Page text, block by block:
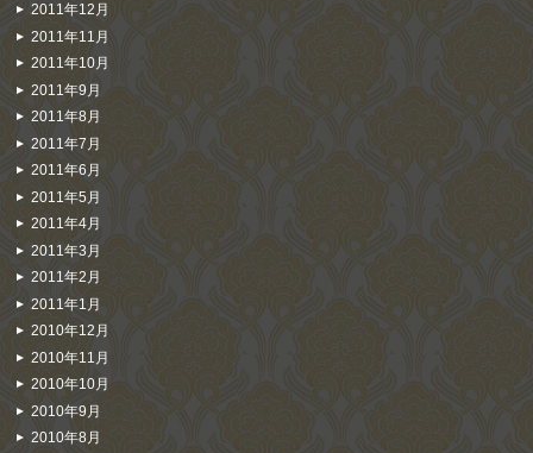
2011年12月
2011年11月
2011年10月
2011年9月
2011年8月
2011年7月
2011年6月
2011年5月
2011年4月
2011年3月
2011年2月
2011年1月
2010年12月
2010年11月
2010年10月
2010年9月
2010年8月